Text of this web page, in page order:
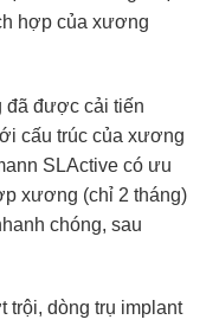
hợp của xương
đã được cải tiến
cấu trúc của xương
SLActive có ưu
xương (chỉ 2 tháng)
chóng, sau
trội, dòng trụ implant